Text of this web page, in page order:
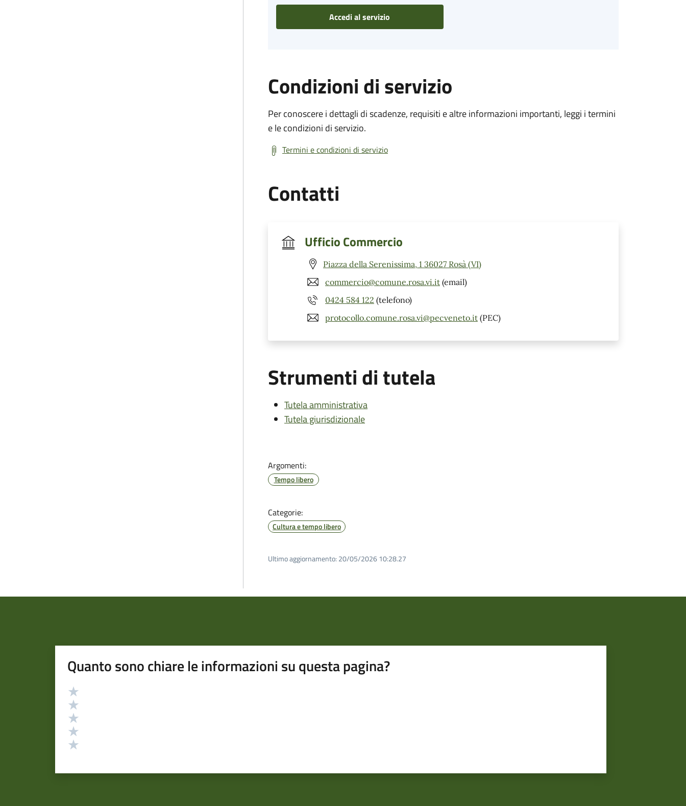
Accedi al servizio
Condizioni di servizio
Per conoscere i dettagli di scadenze, requisiti e altre informazioni importanti, leggi i termini
e le condizioni di servizio.
Termini e condizioni di servizio
Contatti
Ufficio Commercio
Piazza della Serenissima, 1 36027 Rosà (VI)
commercio@comune.rosa.vi.it (email)
0424 584 122 (telefono)
protocollo.comune.rosa.vi@pecveneto.it (PEC)
Strumenti di tutela
Tutela amministrativa
Tutela giurisdizionale
Argomenti:
Tempo libero
Categorie:
Cultura e tempo libero
Ultimo aggiornamento: 20/05/2026 10:28.27
Quanto sono chiare le informazioni su questa pagina?
Valutazione